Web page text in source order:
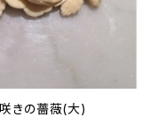
きの薔薇(大)